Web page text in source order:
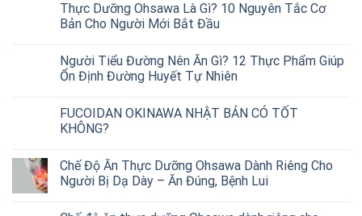
Thực Dưỡng Ohsawa Là Gì? 10 Nguyên Tắc Cơ
Bản Cho Người Mới Bắt Đầu
Người Tiểu Đường Nên Ăn Gì? 12 Thực Phẩm Giúp
Ổn Định Đường Huyết Tự Nhiên
FUCOIDAN OKINAWA NHẬT BẢN CÓ TỐT
KHÔNG?
Chế Độ Ăn Thực Dưỡng Ohsawa Dành Riêng Cho
Người Bị Dạ Dày – Ăn Đúng, Bệnh Lui